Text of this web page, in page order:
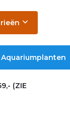
Aquariumplanten
(ZIE